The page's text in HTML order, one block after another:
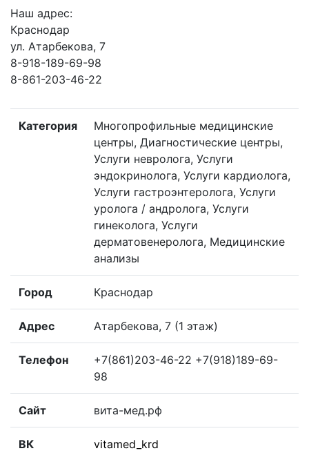
Наш адрес:
Краснодар
ул. Атарбекова, 7
8-918-189-69-98
8-861-203-46-22
Категория
Многопрофильные медицинские
центры, Диагностические центры,
Услуги невролога, Услуги
эндокринолога, Услуги кардиолога,
Услуги гастроэнтеролога, Услуги
уролога / андролога, Услуги
гинеколога, Услуги
дерматовенеролога, Медицинские
анализы
Город Краснодар
Адрес Атарбекова, 7 (1 этаж)
Телефон
+7(861)203-46-22 +7(918)189-69-
98
Сайт вита-мед.рф
ВК vitamed_krd